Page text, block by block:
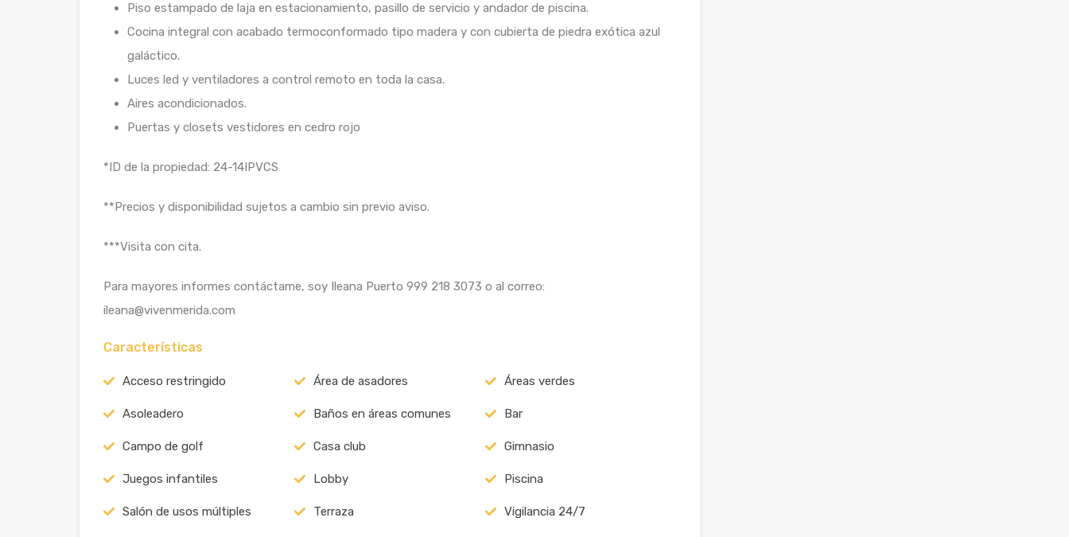
Piso estampado de laja en estacionamiento, pasillo de servicio y andador de piscina.
Cocina integral con acabado termoconformado tipo madera y con cubierta de piedra exótica azul
galáctico.
Luces led y ventiladores a control remoto en toda la casa.
Aires acondicionados.
Puertas y closets vestidores en cedro rojo
*ID de la propiedad: 24-14IPVCS
**Precios y disponibilidad sujetos a cambio sin previo aviso.
***Visita con cita.
Para mayores informes contáctame, soy Ileana Puerto 999 218 3073 o al correo:
ileana@vivenmerida.com
Características
Acceso restringido Área de asadores Áreas verdes
Asoleadero Baños en áreas comunes Bar
Campo de golf Casa club Gimnasio
Juegos infantiles Lobby Piscina
Salón de usos múltiples Terraza Vigilancia 24/7